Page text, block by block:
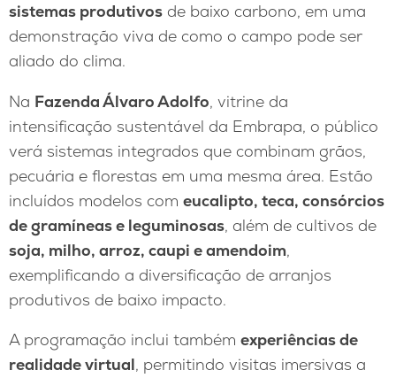
sistemas produtivos de baixo carbono, em uma
demonstração viva de como o campo pode ser
aliado do clima.
Na Fazenda Álvaro Adolfo, vitrine da
intensificação sustentável da Embrapa, o público
verá sistemas integrados que combinam grãos,
pecuária e florestas em uma mesma área. Estão
incluídos modelos com eucalipto, teca, consórcios
de gramíneas e leguminosas, além de cultivos de
soja, milho, arroz, caupi e amendoim,
exemplificando a diversificação de arranjos
produtivos de baixo impacto.
A programação inclui também experiências de
realidade virtual, permitindo visitas imersivas a